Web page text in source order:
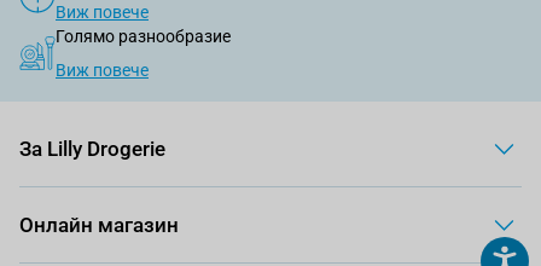
Виж повече
Голямо разнообразие
Виж повече
За Lilly Drogerie
Онлайн магазин